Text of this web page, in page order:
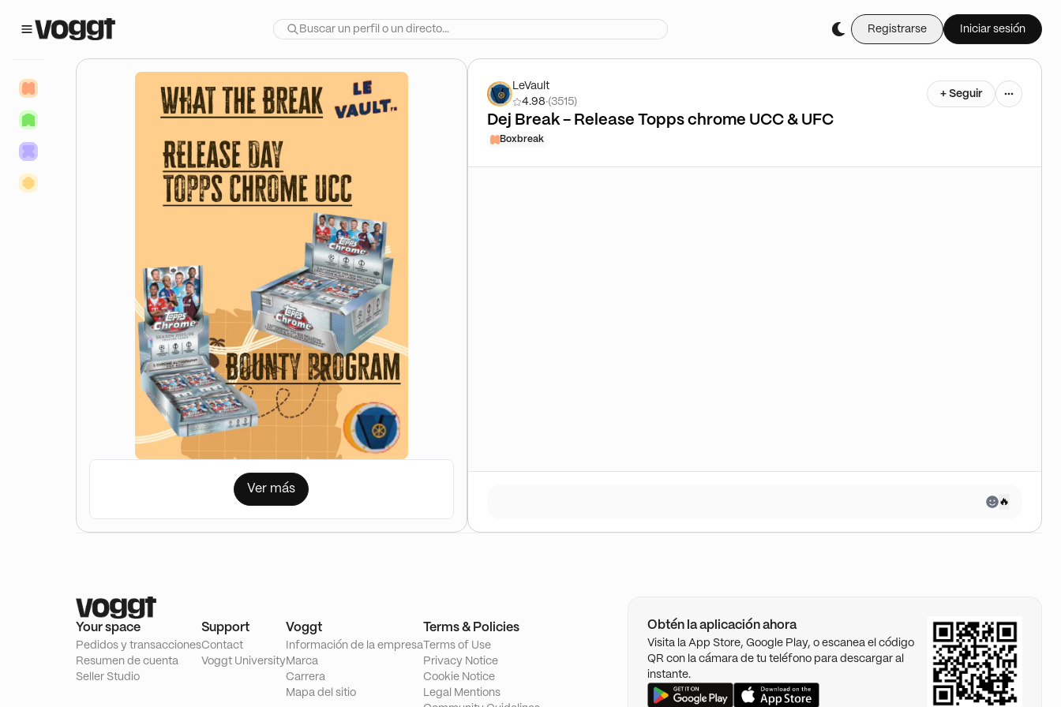
Registrarse Iniciar sesión
Ver más
LeVault
4.98·(3515)
+ Seguir
Dej Break - Release Topps chrome UCC & UFC
Boxbreak
🔥
Your space
Pedidos y transacciones
Resumen de cuenta
Seller Studio
Support
Contact
Voggt University
Voggt
Información de la empresa
Marca
Carrera
Mapa del sitio
Terms & Policies
Terms of Use
Privacy Notice
Cookie Notice
Legal Mentions
Obtén la aplicación ahora
Visita la App Store, Google Play, o escanea el código
QR con la cámara de tu teléfono para descargar al
instante.